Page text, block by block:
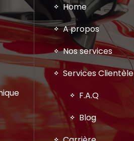
Home
A propos
Nos services
Services Clientèle
F.A.Q
Blog